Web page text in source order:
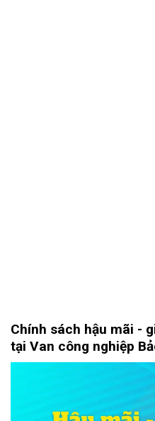
Chính sách hậu mãi -
tại Van công nghiệp